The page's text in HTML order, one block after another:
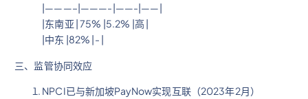
|———–|———-|——-|——|
|东南亚 | 75% |5.2% |高 |
|中东 |82% |- |
三、监管协同效应
NPCI已与新加坡PayNow实现互联（2023年2月）